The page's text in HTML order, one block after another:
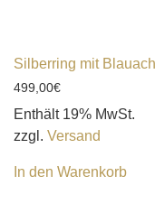
Silberring mit
499,00€
Enthält 19% MwSt.
zzgl. Versand
In den Warenkorb